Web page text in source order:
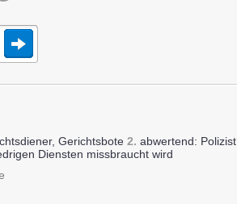
Gerichtsbote 2. abwertend: Polizist
Diensten missbraucht wird